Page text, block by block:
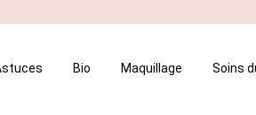
Bio Maquillage Soins